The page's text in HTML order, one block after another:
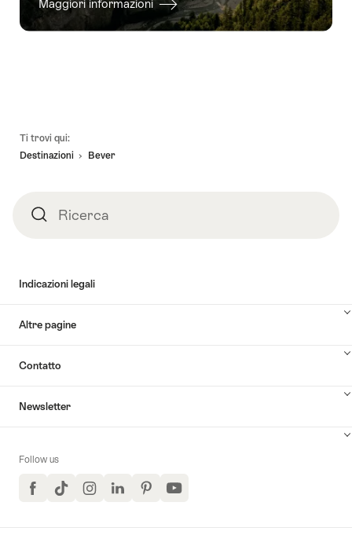
Maggiori informazioni
Ti trovi qui:
Destinazioni
Bever
RicercaRicerca
Indicazioni legali
Altre pagine
Contatto
Newsletter
Follow us
FacebookTikTokInstagramLinkedInPinterestYouTube